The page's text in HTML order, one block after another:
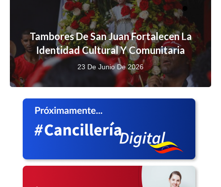
Tambores De San Juan Fortalecen La
Identidad Cultural Y Comunitaria
23 De Junio De 2026